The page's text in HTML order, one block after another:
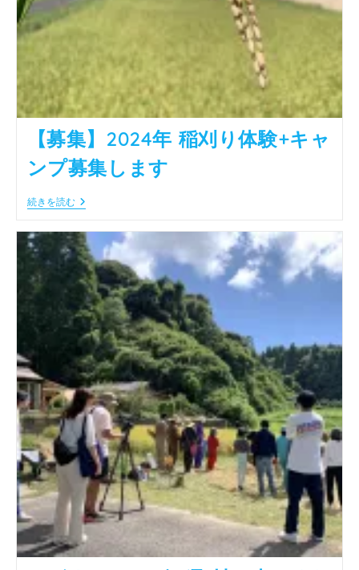
【募集】2024年 稲刈り体験+キャ
ンプ募集します
続きを読む【募
集】
年
稲
刈
り
体
験
+キ
ャ
ン
プ
募
集
し
ま
す